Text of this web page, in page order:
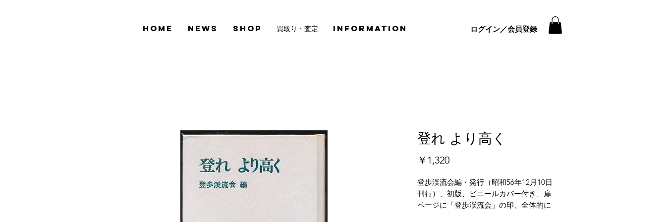
HOME NEWS SHOP 買取り・査定 INFORMATION ログイン／会員登録
登れ より高く
￥1,320価
登歩渓流会編・発行（昭和56年12月10日
刊行）、初版、ビニールカバー付き、扉
ページに「登歩渓流会」の印、全体的に